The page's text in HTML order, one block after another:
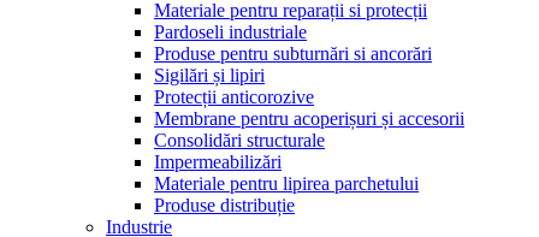
Materiale pentru reparații si protecții
Pardoseli industriale
Produse pentru subturnări si ancorări
Sigilări și lipiri
Protecții anticorozive
Membrane pentru acoperișuri și accesorii
Consolidări structurale
Impermeabilizări
Materiale pentru lipirea parchetului
Produse distribuție
Industrie